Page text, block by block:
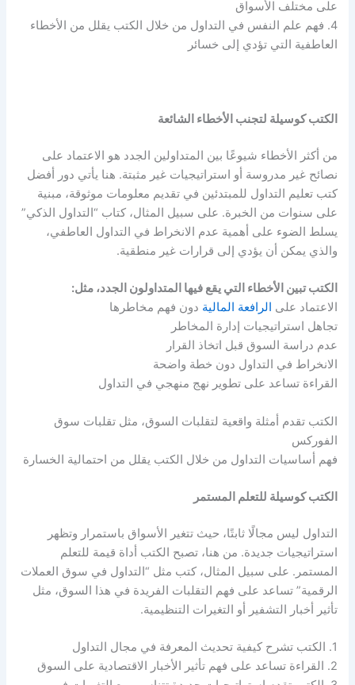
على مختلف الأسواق
4. فهم علم النفس في التداول من خلال الكتب يقلل من الأخطاء
العاطفية التي تؤدي إلى خسائر
الكتب كوسيلة لتجنب الأخطاء الشائعة
من أكثر الأخطاء شيوعًا بين المتداولين الجدد هو الاعتماد على
نصائح غير مدروسة أو استراتيجيات غير مثبتة. هنا يأتي دور أفضل
كتب تعليم التداول للمبتدئين في تقديم معلومات موثوقة، مبنية
على سنوات من الخبرة. على سبيل المثال، كتاب “التداول الذكي”
يسلط الضوء على أهمية عدم الانخراط في التداول العاطفي،
والذي يمكن أن يؤدي إلى قرارات غير منطقية.
الكتب تبين الأخطاء التي يقع فيها المتداولون الجدد، مثل:
الاعتماد على الرافعة الماليةدون فهم مخاطرها
تجاهل استراتيجيات إدارة المخاطر
عدم دراسة السوق قبل اتخاذ القرار
الانخراط في التداول دون خطة واضحة
القراءة تساعد على تطوير نهج منهجي في التداول
الكتب تقدم أمثلة واقعية لتقلبات السوق، مثل تقلبات سوق
الفوركس
فهم أساسيات التداول من خلال الكتب يقلل من احتمالية الخسارة
الكتب كوسيلة للتعلم المستمر
التداول ليس مجالًا ثابتًا، حيث تتغير الأسواق باستمرار وتظهر
استراتيجيات جديدة. من هنا، تصبح الكتب أداة قيمة للتعلم
المستمر. على سبيل المثال، كتب مثل “التداول في سوق العملات
الرقمية” تساعد على فهم التقلبات الفريدة في هذا السوق، مثل
تأثير أخبار التشفير أو التغيرات التنظيمية.
1. الكتب تشرح كيفية تحديث المعرفة في مجال التداول
2. القراءة تساعد على فهم تأثير الأخبار الاقتصادية على السوق